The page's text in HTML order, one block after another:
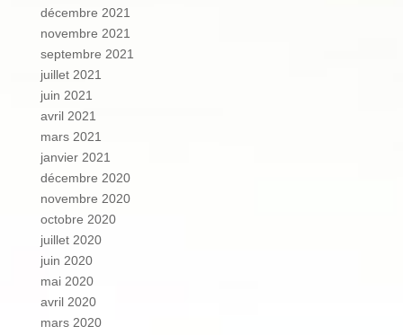
décembre 2021
novembre 2021
septembre 2021
juillet 2021
juin 2021
avril 2021
mars 2021
janvier 2021
décembre 2020
novembre 2020
octobre 2020
juillet 2020
juin 2020
mai 2020
avril 2020
mars 2020